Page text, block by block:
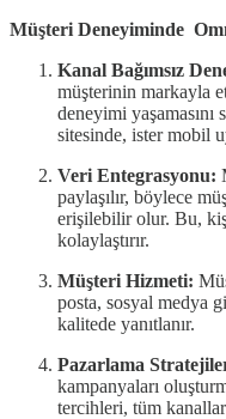
Müşteri Deneyiminde
Kanal Bağımsız
müşterinin markayla
deneyimi yaşamasını
sitesinde, ister mobil
Veri Entegrasyonu:
paylaşılır, böylece
erişilebilir olur. Bu,
kolaylaştırır.
Müşteri Hizmeti:
posta, sosyal medya
kalitede yanıtlanır.
Pazarlama
kampanyaları
tercihleri, tüm